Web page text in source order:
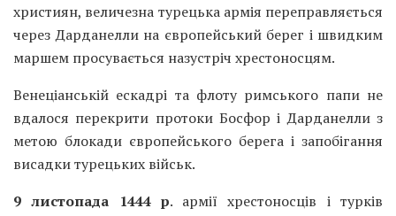
християн, величезна турецька армія переправляється
через Дарданелли на європейський берег і швидким
маршем просувається назустріч хрестоносцям.
Венеціанській ескадрі та флоту римського папи не
вдалося перекрити протоки Босфор і Дарданелли з
метою блокади європейського берега і запобігання
висадки турецьких військ.
9 листопада 1444 р. армії хрестоносців і турків